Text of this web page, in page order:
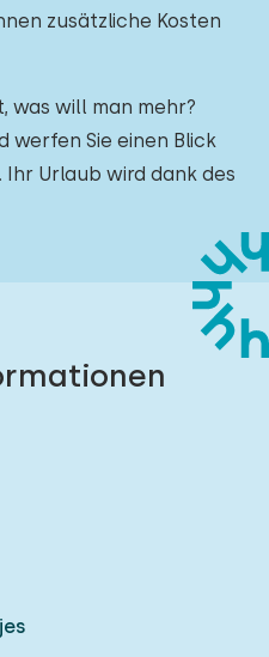
zusätzliche Kosten
was will man mehr?
werfen Sie einen Blick
Urlaub wird dank des